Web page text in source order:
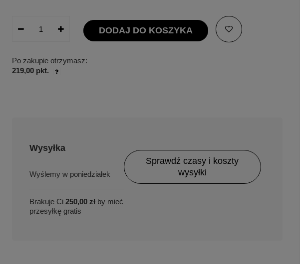
DODAJ DO KOSZYKA
Po zakupie otrzymasz:
219,00 pkt.
Wysyłka
w poniedziałek
Brakuje Ci 250,00 zł by mieć
przesyłkę gratis
Sprawdź czasy i koszty
wysyłki